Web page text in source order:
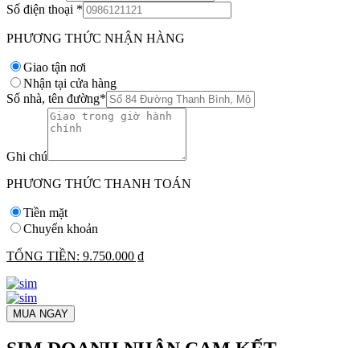
Số điện thoại *
PHƯƠNG THỨC NHẬN HÀNG
Giao tận nơi
Nhận tại cửa hàng
Số nhà, tên đường*
Ghi chú
PHƯƠNG THỨC THANH TOÁN
Tiền mặt
Chuyển khoản
TỔNG TIỀN: 9.750.000 ₫
MUA NGAY